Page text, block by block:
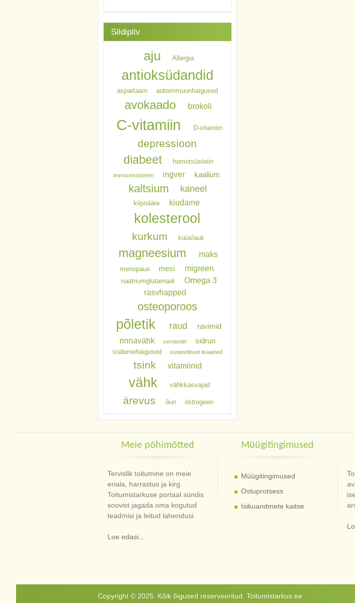
Sildipilv
aju Allergia
antioksüdandid
aspartaam autoimmuunhaigused
avokaado brokoli
C-vitamiin D-vitamiin
depressioon
diabeet homotsüsteiin
immuunsüsteem ingver kaalium
kaltsium kaneel
kilpnääre kiudaine
kolesterool
kurkum küüslauk
magneesium maks
menopaus mesi migreen
naatriumglutamaat
Omega 3
rasvhapped
osteoporoos
põletik raud ravimid
rinnavähk serotoniin sidrun
südamehaigused sünteetilised lisaained
tsink vitamiinid
vähk vähkkasvajad
ärevus õun östrogeen
Meie põhimõtted
Tervislik toitumine on meie
eriala, harrastus ja kirg.
Toitumistarkuse portaal sündis
soovist jagada oma kogutud
teadmisi ja leitud lahendusi.
Loe edasi...
Müügitingimused
Müügitingimused
Ostuprotsess
Isikuandmete kaitse
Copyright © 2025. Kõik õigused reserveeritud. Toitumistarkus.ee